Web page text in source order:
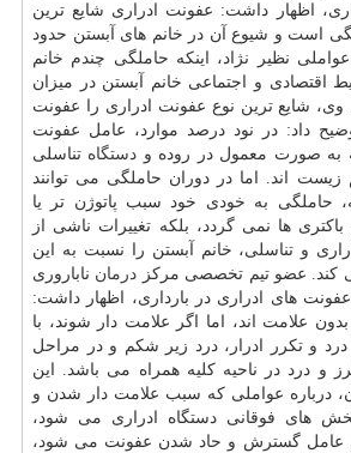
اظهار داشت: عفونت ادراری شایع ترین
است و شیوع آن در خانم های آبستن حدود
عواملی نظیر نژاد، اینکه حاملگی چندم خانم
اقتصادی و اجتماعی خانم آبستن در میزان
شایع ترین نوع عفونت ادراری را عفونت
داد: در نود درصد موارد، عامل عفونت
به صورت معمول در روده و دستگاه تناسلی
زیست اند. اما در دوران حاملگی می توانند
حاملگی به خودی خود سبب پاتوژن تر یا
ها نمی گردد، بلکه تغییرات ناشی از
و تناسلی، خانم آبستن را نسبت به این
کند. عضو تیم تخصصی مرکز درمان ناباروری
عفونت های ادراری در بارداری، اظهار داشت:
علامت اند، اما اگر علامت دار شوند، با
و تکرر ادرار، درد زیر شکم و در مراحل
و درد در ناحیه کلیه همراه می باشد. این
درباره عواملی که سبب علامت دار شدن و
های فوقانی دستگاه ادراری می شود،
عامل گسترش و حاد شدن عفونت می شود،